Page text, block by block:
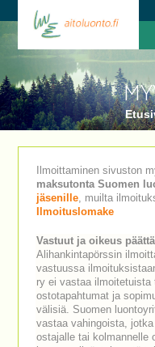
Ilmoittaminen sivuston
maksutonta Suomen
jäsenille, muilta
Ilmoituslomake
Vastuut ja oikeus
Alihankintapörssin
vastuussa
ry ei vastaa
ostotapahtumat ja
välisiä. Suomen
vastaa vahingoista,
ostajalle tai kolmannelle